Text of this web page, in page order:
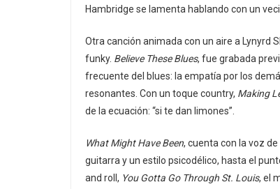
Hambridge se lamenta hablando con un
Otra canción animada con un aire a Lynyrd
funky. Believe These Blues, fue grabada
frecuente del blues: la empatía por los
resonantes. Con un toque country, Making
de la ecuación: “si te dan limones”.
What Might Have Been, cuenta con la voz
guitarra y un estilo psicodélico, hasta el
and roll, You Gotta Go Through St. Louis, el